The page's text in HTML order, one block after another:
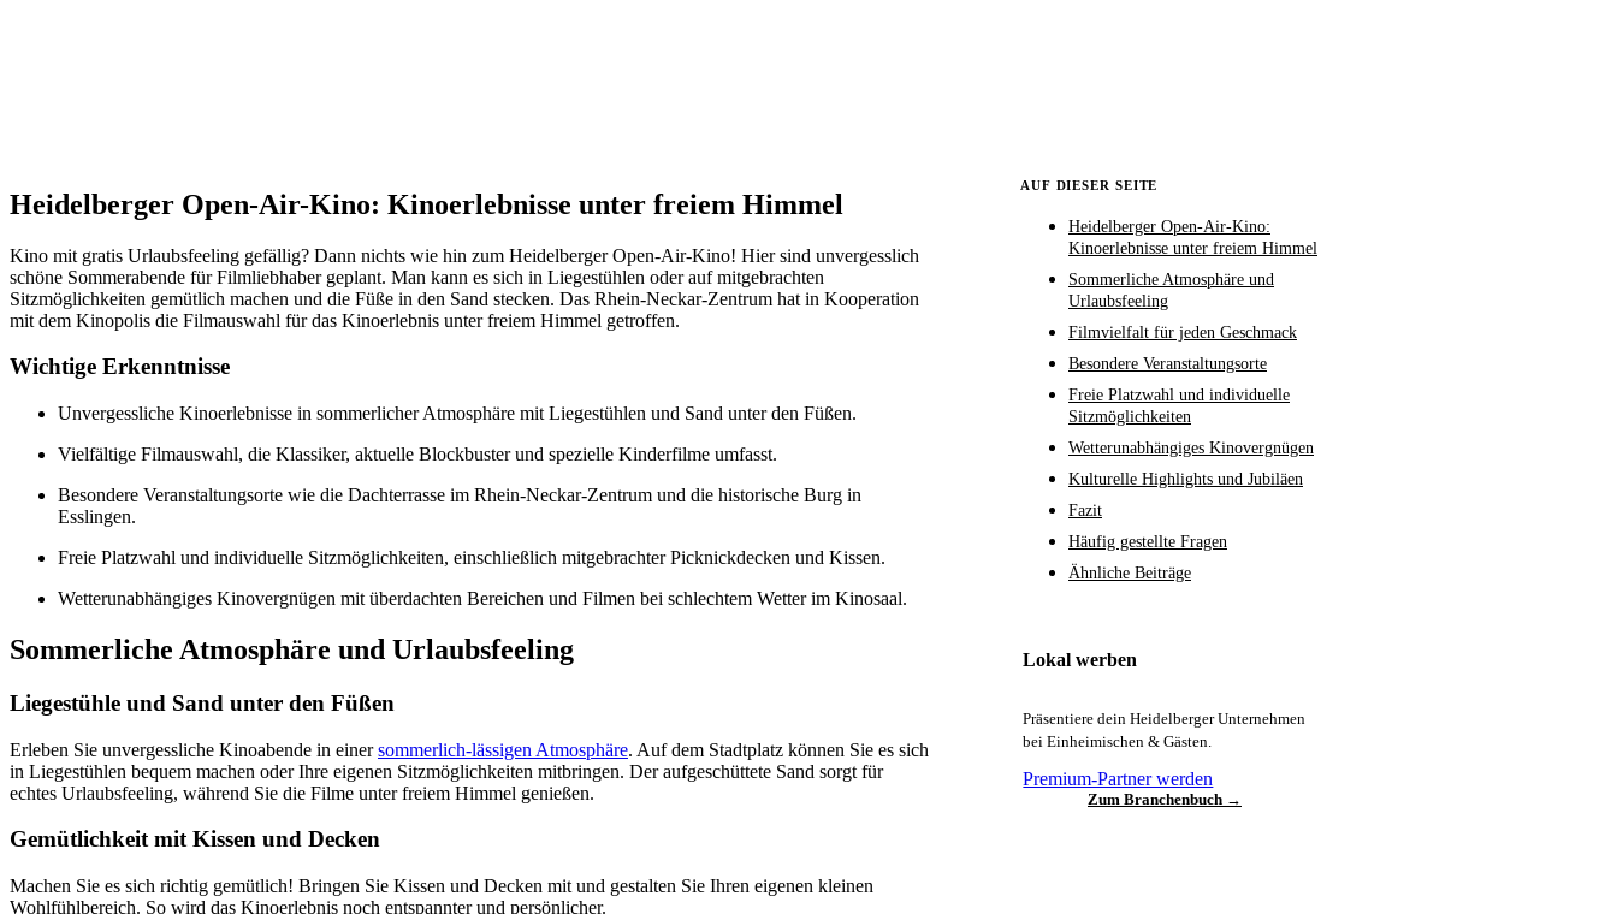
Heidelberger Open-Air-Kino: Kinoerlebnisse unter freiem Himmel
Kino mit gratis Urlaubsfeeling gefällig? Dann nichts wie hin zum Heidelberger Open-Air-Kino! Hier sind unvergesslich
schöne Sommerabende für Filmliebhaber geplant. Man kann es sich in Liegestühlen oder auf mitgebrachten
Sitzmöglichkeiten gemütlich machen und die Füße in den Sand stecken. Das Rhein-Neckar-Zentrum hat in Kooperation
mit dem Kinopolis die Filmauswahl für das Kinoerlebnis unter freiem Himmel getroffen.
Wichtige Erkenntnisse
Unvergessliche Kinoerlebnisse in sommerlicher Atmosphäre mit Liegestühlen und Sand unter den Füßen.
Vielfältige Filmauswahl, die Klassiker, aktuelle Blockbuster und spezielle Kinderfilme umfasst.
Besondere Veranstaltungsorte wie die Dachterrasse im Rhein-Neckar-Zentrum und die historische Burg in
Esslingen.
Freie Platzwahl und individuelle Sitzmöglichkeiten, einschließlich mitgebrachter Picknickdecken und Kissen.
Wetterunabhängiges Kinovergnügen mit überdachten Bereichen und Filmen bei schlechtem Wetter im Kinosaal.
Sommerliche Atmosphäre und Urlaubsfeeling
Liegestühle und Sand unter den Füßen
Erleben Sie unvergessliche Kinoabende in einersommerlich-lässigen Atmosphäre. Auf dem Stadtplatz können Sie es sich
in Liegestühlen bequem machen oder Ihre eigenen Sitzmöglichkeiten mitbringen. Der aufgeschüttete Sand sorgt für
echtes Urlaubsfeeling, während Sie die Filme unter freiem Himmel genießen.
Gemütlichkeit mit Kissen und Decken
Machen Sie es sich richtig gemütlich! Bringen Sie Kissen und Decken mit und gestalten Sie Ihren eigenen kleinen
Wohlfühlbereich. So wird das Kinoerlebnis noch entspannter und persönlicher.
AUF DIESER SEITE
Heidelberger Open-Air-Kino:
Kinoerlebnisse unter freiem Himmel
Sommerliche Atmosphäre und
Urlaubsfeeling
Filmvielfalt für jeden Geschmack
Besondere Veranstaltungsorte
Freie Platzwahl und individuelle
Sitzmöglichkeiten
Wetterunabhängiges Kinovergnügen
Kulturelle Highlights und Jubiläen
Fazit
Häufig gestellte Fragen
Ähnliche Beiträge
Lokal werben
Präsentiere dein Heidelberger Unternehmen
bei Einheimischen & Gästen.
Premium-Partner werden
Zum Branchenbuch →